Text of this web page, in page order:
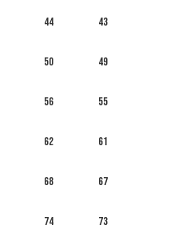
43
44
49
50
55
56
61
62
67
68
73
74